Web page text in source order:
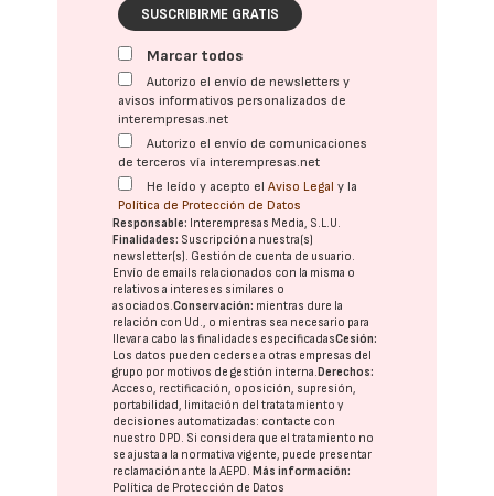
SUSCRIBIRME GRATIS
Marcar todos
Autorizo el envío de newsletters y
avisos informativos personalizados de
interempresas.net
Autorizo el envío de comunicaciones
de terceros vía interempresas.net
He leído y acepto elAviso Legal y la
Política de Protección de Datos
Responsable: Interempresas Media, S.L.U.
Finalidades: Suscripción a nuestra(s)
newsletter(s). Gestión de cuenta de usuario.
Envío de emails relacionados con la misma o
relativos a intereses similares o
asociados.Conservación: mientras dure la
relación con Ud., o mientras sea necesario para
llevar a cabo las finalidades especificadasCesión:
Los datos pueden cederse a otras empresas del
grupo por motivos de gestión interna.Derechos:
Acceso, rectificación, oposición, supresión,
portabilidad, limitación del tratatamiento y
decisiones automatizadas: contacte con
nuestro DPD. Si considera que el tratamiento no
se ajusta a la normativa vigente, puede presentar
reclamación ante laAEPD.Más información:
Política de Protección de Datos